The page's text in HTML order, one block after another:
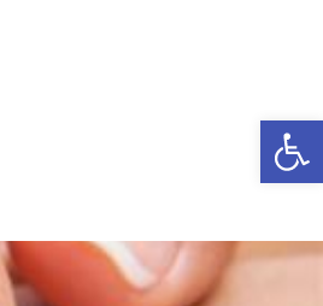
פתח סרגל נגישות